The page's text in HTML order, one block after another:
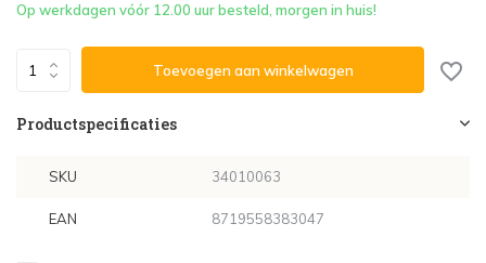
Op werkdagen vóór 12.00 uur besteld, morgen in huis!
Toevoegen aan winkelwagen
Productspecificaties
SKU 34010063
EAN 8719558383047